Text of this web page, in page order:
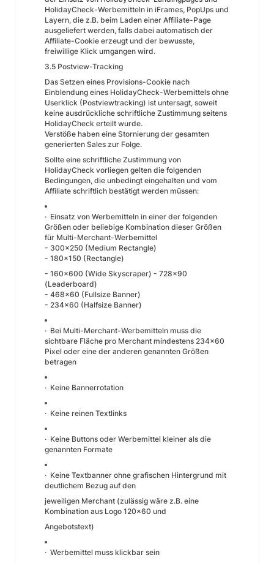
HolidayCheck-Werbemitteln in iFrames, PopUps und
Layern, die z.B. beim Laden einer Affiliate-Page
ausgeliefert werden, falls dabei automatisch der
Affiliate-Cookie erzeugt und der bewusste,
freiwillige Klick umgangen wird.
3.5 Postview-Tracking
Das Setzen eines Provisions-Cookie nach
Einblendung eines HolidayCheck-Werbemittels ohne
Userklick (Postviewtracking) ist untersagt, soweit
keine ausdrückliche schriftliche Zustimmung seitens
HolidayCheck erteilt wurde.
Verstöße haben eine Stornierung der gesamten
generierten Sales zur Folge.
Sollte eine schriftliche Zustimmung von
HolidayCheck vorliegen gelten die folgenden
Bedingungen, die unbedingt eingehalten und vom
Affiliate schriftlich bestätigt werden müssen:
· Einsatz von Werbemitteln in einer der folgenden
Größen oder beliebige Kombination dieser Größen
für Multi-Merchant-Werbemittel
- 300x250 (Medium Rectangle)
- 180x150 (Rectangle)
- 160x600 (Wide Skyscraper) - 728x90
(Leaderboard)
- 468x60 (Fullsize Banner)
- 234x60 (Halfsize Banner)
· Bei Multi-Merchant-Werbemitteln muss die
sichtbare Fläche pro Merchant mindestens 234x60
Pixel oder eine der anderen genannten Größen
betragen
· Keine Bannerrotation
· Keine reinen Textlinks
· Keine Buttons oder Werbemittel kleiner als die
genannten Formate
· Keine Textbanner ohne grafischen Hintergrund mit
deutlichem Bezug auf den
jeweiligen Merchant (zulässig wäre z.B. eine
Kombination aus Logo 120x60 und
Angebotstext)
· Werbemittel muss klickbar sein